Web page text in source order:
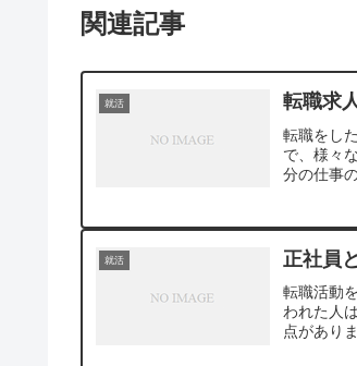
関連記事
就活 転職求
転職をし
で、様々
分の仕事
就活 正社員
転職活動
われた人
点があり